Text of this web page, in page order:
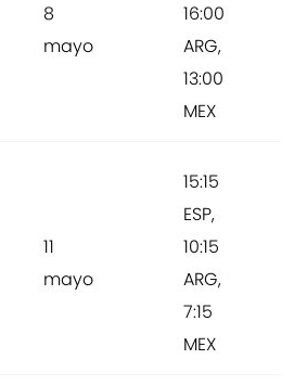
8
mayo
16:00
ARG,
13:00
MEX
11
mayo
15:15
ESP,
10:15
ARG,
7:15
MEX